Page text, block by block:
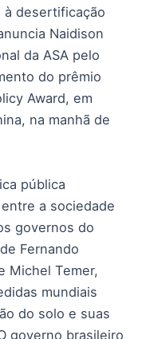
desertificação
Naidison
da ASA pelo
do prêmio
Award, em
na manhã de
pública
a sociedade
governos do
Fernando
Michel Temer,
mundiais
do solo e suas
governo brasileiro